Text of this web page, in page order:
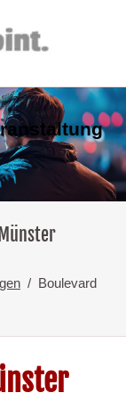
Boulevard